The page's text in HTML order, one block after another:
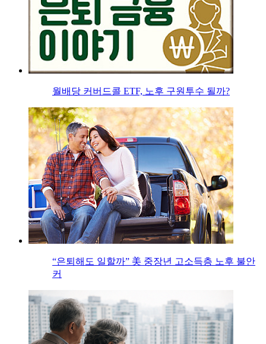
월배당 커버드콜 ETF, 노후 구원투수 될까?
“은퇴해도 일할까” 美 중장년 고소득층 노후 불안
커